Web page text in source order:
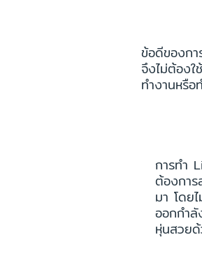
ข้อดีของกา
จึงไม่ต้องใ
ทำงานหรื
การทำ
ต้องกา
มา โดย
ออกกำลั
หุ่นสวย